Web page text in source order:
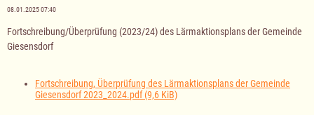
08.01.2025 07:40
Fortschreibung/Überprüfung (2023/24) des Lärmaktionsplans der Gemeinde
Giesensdorf
Fortschreibung, Überprüfung des Lärmaktionsplans der Gemeinde
Giesensdorf 2023_2024.pdf(9,6 KiB)